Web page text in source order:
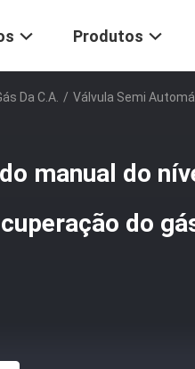
Produtos
Da C.A. / Válvula Semi
manual do
do